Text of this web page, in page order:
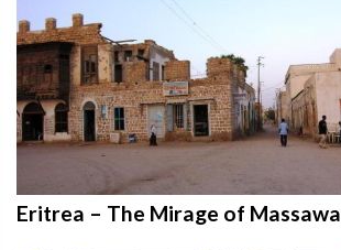
Eritrea – The Mirage of Massawa